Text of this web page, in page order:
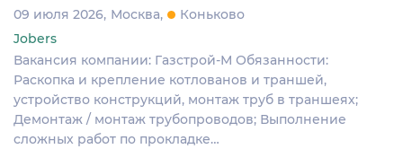
09 июля 2026 Москва
Коньково
Jobers
Вакансия компании: Газстрой-М Обязанности:
Раскопка и крепление котлованов и траншей,
устройство конструкций, монтаж труб в траншеях;
Демонтаж / монтаж трубопроводов; Выполнение
сложных работ по прокладке…